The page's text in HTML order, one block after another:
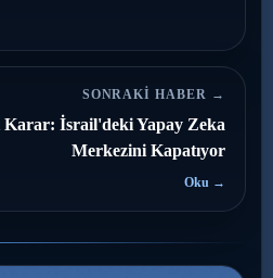
SONRAKI HABER →
İsrail'deki Yapay Zeka
Merkezini Kapatıyor
Oku →